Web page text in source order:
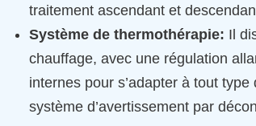
traitement ascendant et
Système de thermothérapie: Il
chauffage, avec une régulation
internes pour s’adapter à tout
système d’avertissement par